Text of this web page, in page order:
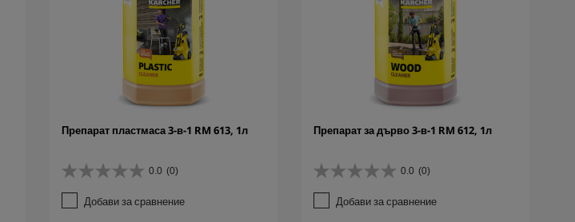
Препарат пластмаса 3-в-1 RM 613, 1л
0.0 (0)
0
.
0
Добави за сравнение
Препарат за дърво 3-в-1 RM 612, 1л
0.0 (0)
0
.
0
Добави за сравнение